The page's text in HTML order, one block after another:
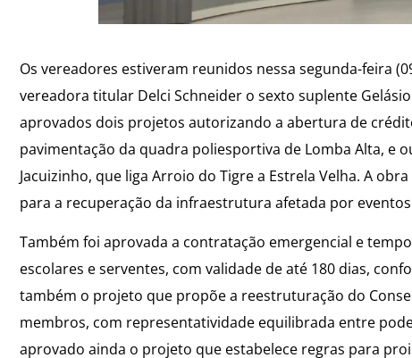
Os vereadores estiveram reunidos nessa segunda-feira
vereadora titular Delci Schneider o sexto suplente
aprovados dois projetos autorizando a abertura de
pavimentação da quadra poliesportiva de Lomba Alta, e
Jacuizinho, que liga Arroio do Tigre a Estrela Velha. A
para a recuperação da infraestrutura afetada por
Também foi aprovada a contratação emergencial e
escolares e serventes, com validade de até 180 dias,
também o projeto que propõe a reestruturação do
membros, com representatividade equilibrada entre
aprovado ainda o projeto que estabelece regras para